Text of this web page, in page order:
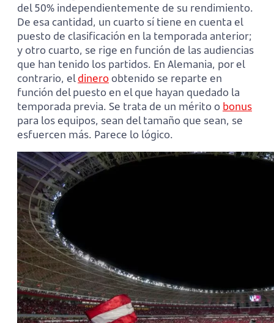
del 50% independientemente de su rendimiento.
De esa cantidad, un cuarto sí tiene en cuenta el
puesto de clasificación en la temporada anterior;
y otro cuarto, se rige en función de las audiencias
que han tenido los partidos. En Alemania, por el
contrario, eldineroobtenido se reparte en
función del puesto en el que hayan quedado la
temporada previa. Se trata de un mérito o bonus
para los equipos, sean del tamaño que sean, se
esfuercen más. Parece lo lógico.